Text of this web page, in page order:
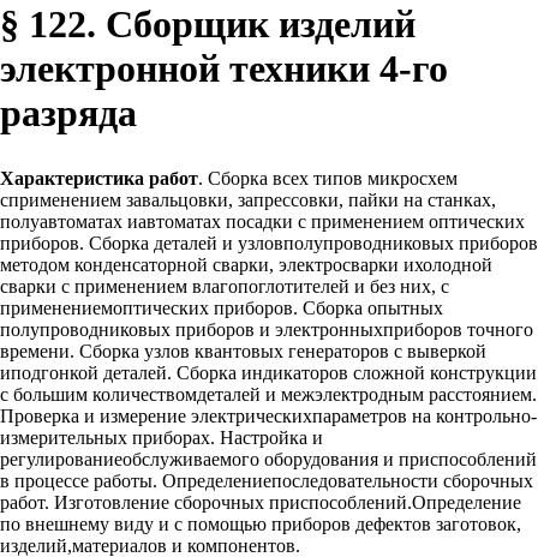
§ 122. Сборщик изделий
электронной техники 4-го
разряда
Характеристика работ. Сборка всех типов микросхем
сприменением завальцовки, запрессовки, пайки на станках,
полуавтоматах иавтоматах посадки с применением оптических
приборов. Сборка деталей и узловполупроводниковых приборов
методом конденсаторной сварки, электросварки ихолодной
сварки с применением влагопоглотителей и без них, с
применениемоптических приборов. Сборка опытных
полупроводниковых приборов и электронныхприборов точного
времени. Сборка узлов квантовых генераторов с выверкой
иподгонкой деталей. Сборка индикаторов сложной конструкции
с большим количествомдеталей и межэлектродным расстоянием.
Проверка и измерение электрическихпараметров на контрольно-
измерительных приборах. Настройка и
регулированиеобслуживаемого оборудования и приспособлений
в процессе работы. Определениепоследовательности сборочных
работ. Изготовление сборочных приспособлений.Определение
по внешнему виду и с помощью приборов дефектов заготовок,
изделий,материалов и компонентов.